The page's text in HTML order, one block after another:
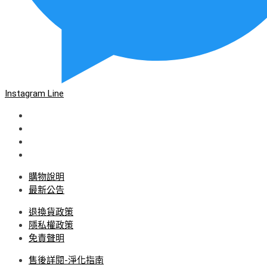
Instagram Line
購物說明
最新公告
退換貨政策
隱私權政策
免責聲明
售後詳閱-淨化指南